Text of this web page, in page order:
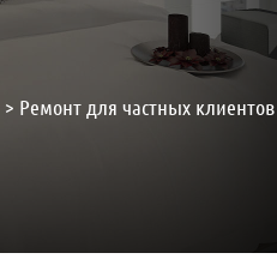
> Ремонт для частных клиентов